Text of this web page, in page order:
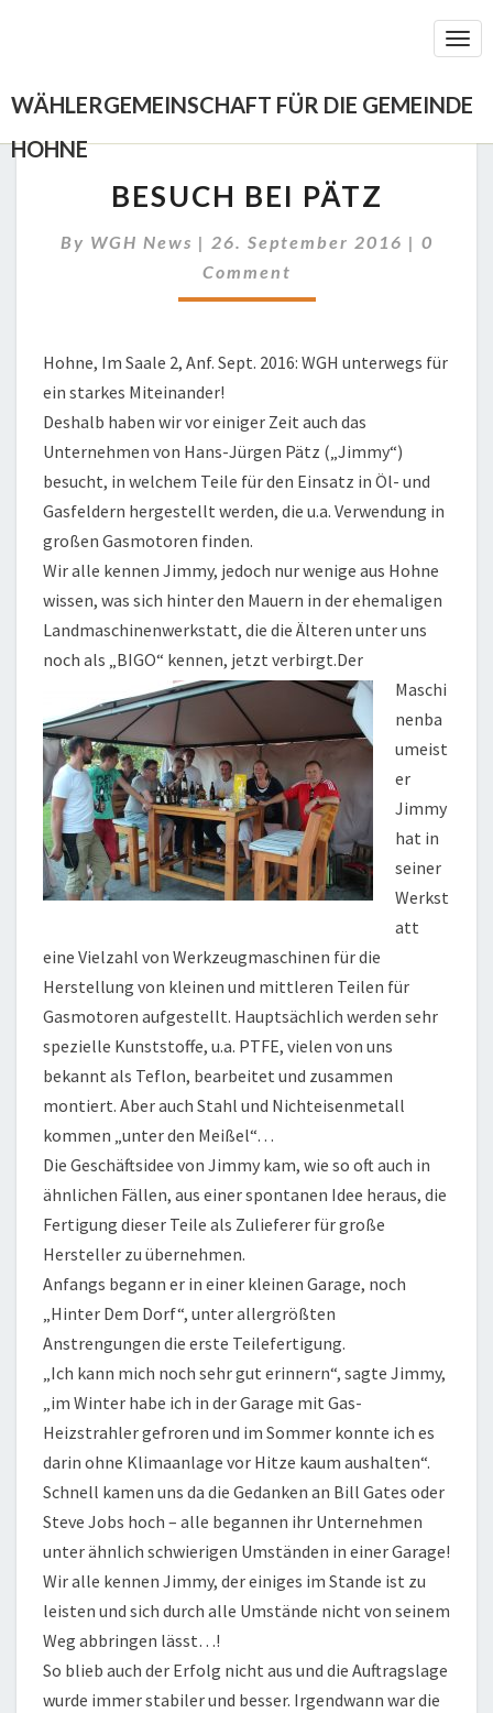
WÄHLERGEMEINSCHAFT FÜR DIE GEMEINDE
HOHNE
BEI
BESUCH BEI PÄTZ
By WGH News | 26. September 2016 | 0
Comment
Hohne, Im Saale 2, Anf. Sept. 2016: WGH unterwegs für
ein starkes Miteinander!
Deshalb haben wir vor einiger Zeit auch das
Unternehmen von Hans-Jürgen Pätz („Jimmy“)
besucht, in welchem Teile für den Einsatz in Öl- und
Gasfeldern hergestellt werden, die u.a. Verwendung in
großen Gasmotoren finden.
Wir alle kennen Jimmy, jedoch nur wenige aus Hohne
wissen, was sich hinter den Mauern in der ehemaligen
Landmaschinenwerkstatt, die die Älteren unter uns
noch als „BIGO“ kennen, jetzt verbirgt.Der
Maschi
nenba
umeist
er
Jimmy
hat in
seiner
Werkst
att
eine Vielzahl von Werkzeugmaschinen für die
Herstellung von kleinen und mittleren Teilen für
Gasmotoren aufgestellt. Hauptsächlich werden sehr
spezielle Kunststoffe, u.a. PTFE, vielen von uns
bekannt als Teflon, bearbeitet und zusammen
montiert. Aber auch Stahl und Nichteisenmetall
kommen „unter den Meißel“…
Die Geschäftsidee von Jimmy kam, wie so oft auch in
ähnlichen Fällen, aus einer spontanen Idee heraus, die
Fertigung dieser Teile als Zulieferer für große
Hersteller zu übernehmen.
Anfangs begann er in einer kleinen Garage, noch
„Hinter Dem Dorf“, unter allergrößten
Anstrengungen die erste Teilefertigung.
„Ich kann mich noch sehr gut erinnern“, sagte Jimmy,
„im Winter habe ich in der Garage mit Gas-
Heizstrahler gefroren und im Sommer konnte ich es
darin ohne Klimaanlage vor Hitze kaum aushalten“.
Schnell kamen uns da die Gedanken an Bill Gates oder
Steve Jobs hoch – alle begannen ihr Unternehmen
unter ähnlich schwierigen Umständen in einer Garage!
Wir alle kennen Jimmy, der einiges im Stande ist zu
leisten und sich durch alle Umstände nicht von seinem
Weg abbringen lässt…!
So blieb auch der Erfolg nicht aus und die Auftragslage
wurde immer stabiler und besser. Irgendwann war die